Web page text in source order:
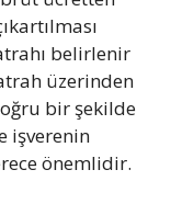
belirlenir
üzerinden
bir şekilde
işverenin
önemlidir.